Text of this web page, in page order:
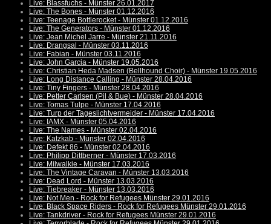
Live: Blassfuchs - Münster 26.01.2017
Live: The Bones - Münster 01.12.2016
Live: Teenage Bottlerocket - Münster 01.12.2016
Live: The Generators - Münster 01.12.2016
Live: Jean Michel Jarre - Münster 21.11.2016
Live: Drangsal - Münster 03.11.2016
Live: Fabian - Münster 03.11.2016
Live: John Garcia - Münster 19.05.2016
Live: Christian Heda Madsen (Bellhound Choir) - Münster 19.05.2016
Live: Long Distance Calling - Münster 28.04.2016
Live: Tiny Fingers - Münster 28.04.2016
Live: Petter Carlsen (Pil & Bue) - Münster 28.04.2016
Live: Tomas Tulpe - Münster 17.04.2016
Live: Turp der Tageslichtvermeider - Münster 17.04.2016
Live: IAMX - Münster 05.04.2016
Live: The Names - Münster 02.04.2016
Live: Katzkab - Münster 02.04.2016
Live: Defekt 86 - Münster 02.04.2016
Live: Philipp Dittberner - Münster 17.03.2016
Live: Milwalkie - Münster 17.03.2016
Live: The Vintage Caravan - Münster 13.03.2016
Live: Dead Lord - Münster 13.03.2016
Live: Tiebreaker - Münster 13.03.2016
Live: Not Men - Rock for Refugees Münster 29.01.2016
Live: Black Space Riders - Rock for Refugees Münster 29.01.2016
Live: Tankdriver - Rock for Refugees Münster 29.01.2016